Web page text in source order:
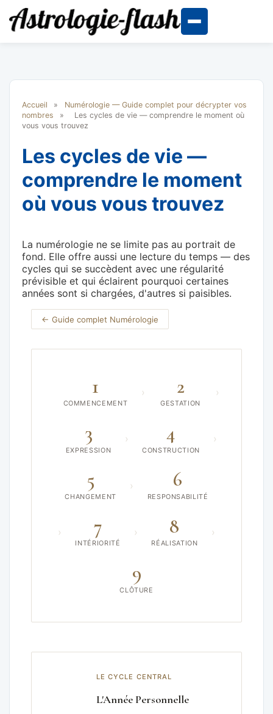
Accueil »
Numérologie — Guide complet pour décrypter vos
nombres
»
Les cycles de vie — comprendre le moment où
vous vous trouvez
Les cycles de vie —
comprendre le moment
où vous vous trouvez
La numérologie ne se limite pas au portrait de
fond. Elle offre aussi une lecture du temps — des
cycles qui se succèdent avec une régularité
prévisible et qui éclairent pourquoi certaines
années sont si chargées, d'autres si paisibles.
← Guide complet Numérologie
1
COMMENCEMENT
› 2
GESTATION
›
3
EXPRESSION
› 4
CONSTRUCTION
›
5
CHANGEMENT
› 6
RESPONSABILITÉ
› 7
INTÉRIORITÉ
› 8
RÉALISATION
›
9
CLÔTURE
LE CYCLE CENTRAL
L'Année Personnelle